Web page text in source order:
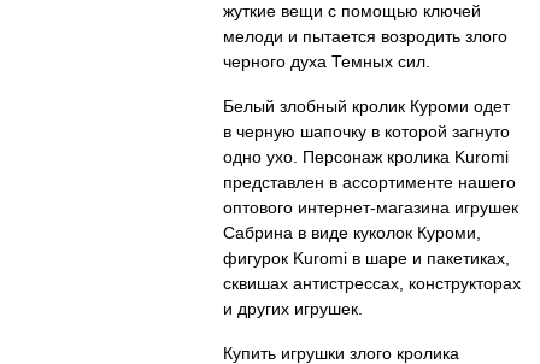
жуткие вещи с помощью ключей
мелоди и пытается возродить злого
черного духа Темных сил.
Белый злобный кролик Куроми одет
в черную шапочку в которой загнуто
одно ухо. Персонаж кролика Kuromi
представлен в ассортименте нашего
оптового интернет-магазина игрушек
Сабрина в виде куколок Куроми,
фигурок Kuromi в шаре и пакетиках,
сквишах антистрессах, конструкторах
и других игрушек.
Купить игрушки злого кролика